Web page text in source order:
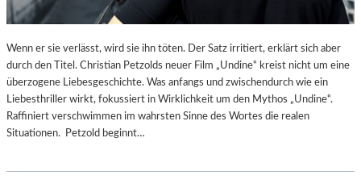
Wenn er sie verlässt, wird sie ihn töten. Der Satz irritiert, erklärt sich aber
durch den Titel. Christian Petzolds neuer Film „Undine“ kreist nicht um eine
überzogene Liebesgeschichte. Was anfangs und zwischendurch wie ein
Liebesthriller wirkt, fokussiert in Wirklichkeit um den Mythos „Undine“.
Raffiniert verschwimmen im wahrsten Sinne des Wortes die realen
Situationen. Petzold beginnt…